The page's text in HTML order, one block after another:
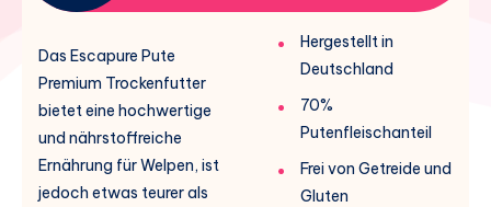
Das Escapure Pute
Premium Trockenfutter
bietet eine hochwertige
und nährstoffreiche
Ernährung für Welpen, ist
jedoch etwas teurer als
Hergestellt in
Deutschland
70%
Putenfleischanteil
Frei von Getreide und
Gluten